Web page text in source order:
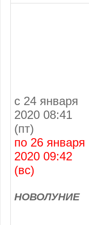
с 24 января
2020 08:41
(пт)
по 26 января
2020 09:42
(вс)
НОВОЛУНИЕ